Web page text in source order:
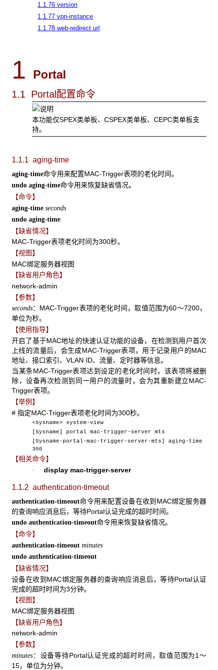
1.1.76 version
1.1.77 vpn-instance
1.1.78 web-redirect url
1 Portal
1.1 Portal 配置命令
本功能仅SPEX类单板、CSPEX类单板、CEPC类单板支
持。
1.1.1 aging-time
aging-time命令用来配置MAC-Trigger表项的老化时间。
undo aging-time命令用来恢复缺省情况。
【命令】
aging-time seconds
undo aging-time
【缺省情况】
MAC-Trigger表项老化时间为300秒。
【视图】
MAC绑定服务器视图
【缺省用户角色】
network-admin
【参数】
seconds：MAC-Trigger表项的老化时间，取值范围为60～7200，
单位为秒。
【使用指导】
开启了基于MAC地址的快速认证功能的设备，在检测到用户首次
上线的流量后，会生成MAC-Trigger表项，用于记录用户的MAC
地址、接口索引、VLAN ID、流量、定时器等信息。
当某条MAC-Trigger表项达到设定的老化时间时，该表项将被删
除，设备再次检测到同一用户的流量时，会为其重新建立MAC-
Trigger表项。
【举例】
# 指定MAC-Trigger表项老化时间为300秒。
<Sysname> system-view
[Sysname] portal mac-trigger-server mts
[Sysname-portal-mac-trigger-server-mts] aging-time
300
【相关命令】
· display mac-trigger-server
1.1.2 authentication-timeout
authentication-timeout命令用来配置设备在收到MAC绑定服务器
的查询响应消息后，等待Portal认证完成的超时时间。
undo authentication-timeout命令用来恢复缺省情况。
【命令】
authentication-timeout minutes
undo authentication-timeout
【缺省情况】
设备在收到MAC绑定服务器的查询响应消息后，等待Portal认证
完成的超时时间为3分钟。
【视图】
MAC绑定服务器视图
【缺省用户角色】
network-admin
【参数】
minutes ：设备等待Portal认证完成的超时时间，取值范围为1～
15，单位为分钟。